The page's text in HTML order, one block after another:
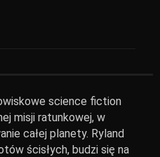
science fiction
misji ratunkowej, w
całej planety. Ryland
ścisłych, budzi się na